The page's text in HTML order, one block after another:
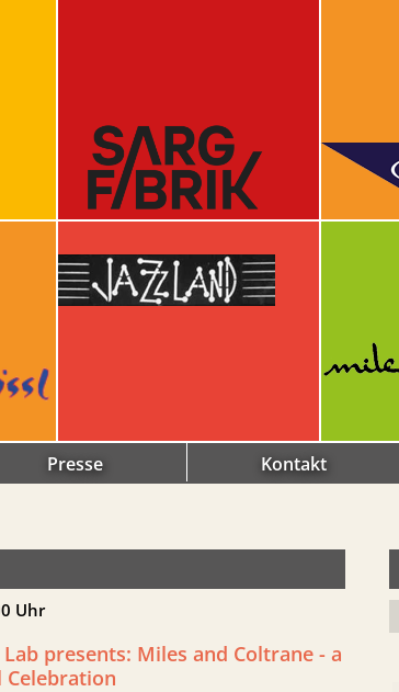
Presse Kontakt
Uhr
Lab presents: Miles and Coltrane - a
Celebration